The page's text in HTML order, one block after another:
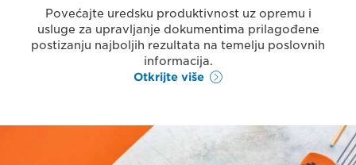
Povećajte uredsku produktivnost uz opremu i
usluge za upravljanje dokumentima prilagođene
postizanju najboljih rezultata na temelju poslovnih
informacija.
Otkrijte više